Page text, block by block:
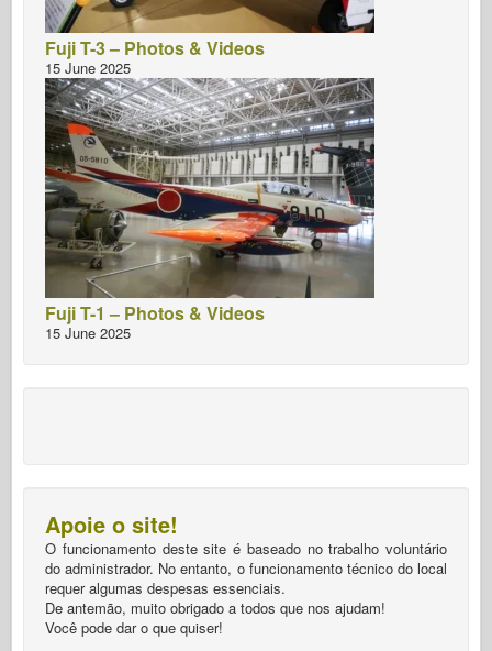
Fuji T-3 – Photos & Videos
15 June 2025
Fuji T-1 – Photos & Videos
15 June 2025
Apoie o site!
O funcionamento deste site é baseado no trabalho voluntário
do administrador. No entanto, o funcionamento técnico do local
requer algumas despesas essenciais.
De antemão, muito obrigado a todos que nos ajudam!
Você pode dar o que quiser!